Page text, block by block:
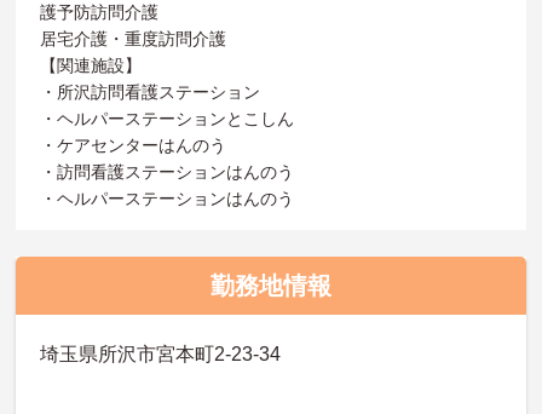
護予防訪問介護
居宅介護・重度訪問介護
【関連施設】
・所沢訪問看護ステーション
・ヘルパーステーションとこしん
・ケアセンターはんのう
・訪問看護ステーションはんのう
・ヘルパーステーションはんのう
勤務地情報
埼玉県所沢市宮本町2-23-34